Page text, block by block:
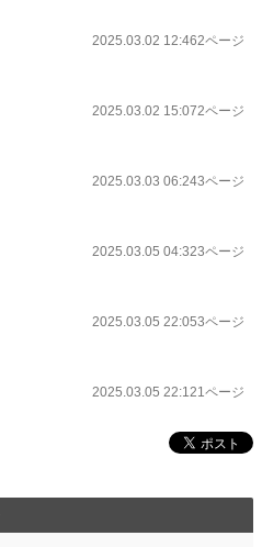
2025.03.02 12:462ページ
2025.03.02 15:072ページ
2025.03.03 06:243ページ
2025.03.05 04:323ページ
2025.03.05 22:053ページ
2025.03.05 22:121ページ